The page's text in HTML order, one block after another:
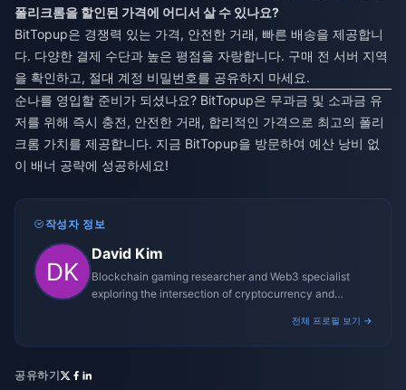
폴리크롬을 할인된 가격에 어디서 살 수 있나요?
BitTopup은 경쟁력 있는 가격, 안전한 거래, 빠른 배송을 제공합니
다. 다양한 결제 수단과 높은 평점을 자랑합니다. 구매 전 서버 지역
을 확인하고, 절대 계정 비밀번호를 공유하지 마세요.
순나를 영입할 준비가 되셨나요? BitTopup은 무과금 및 소과금 유
저를 위해 즉시 충전, 안전한 거래, 합리적인 가격으로 최고의 폴리
크롬 가치를 제공합니다. 지금 BitTopup을 방문하여 예산 낭비 없
이 배너 공략에 성공하세요!
작성자 정보
David Kim
Blockchain gaming researcher and Web3 specialist
exploring the intersection of cryptocurrency and
전체 프로필 보기 →
공유하기